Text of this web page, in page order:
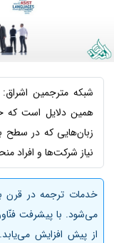
شبکه مترجمین
همین دلایل است که
زبان‌هایی که در سطح
نیاز شرکت‌ها و افراد
خدمات ترجمه در قرن
می‌شود. با پیشرفت
از پیش افزایش